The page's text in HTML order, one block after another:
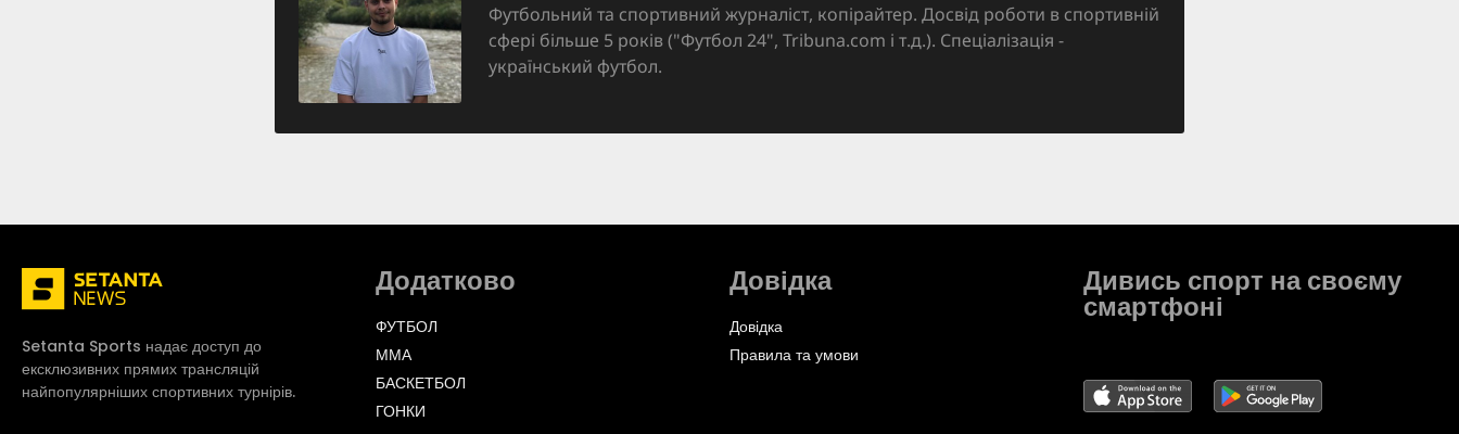
Футбольний та спортивний журналіст, копірайтер. Досвід роботи в спортивній
сфері більше 5 років ("Футбол 24", Tribuna.com і т.д.). Спеціалізація -
український футбол.
Setanta Sports надає доступ до
ексклюзивних прямих трансляцій
найпопулярніших спортивних турнірів.
Додатково
ФУТБОЛ
ММА
БАСКЕТБОЛ
ГОНКИ
Довідка
Довідка
Правила та умови
Дивись спорт на своєму
смартфоні